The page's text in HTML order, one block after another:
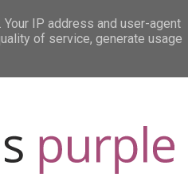
IP address and user-agent
of service, generate usage